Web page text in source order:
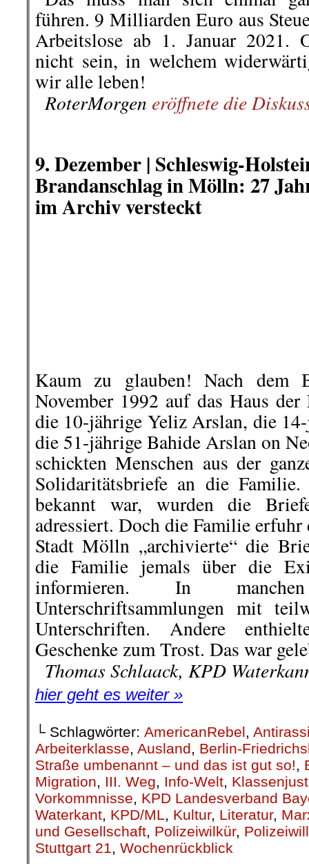
Zurückblickend auf die
kommentierbare
wir hier zur Diskussion stellen.
(Kommentar bitte unten
Wer sind die Spalter in
Bewegung?
und der anderen Werktätigen steht.“
..Schrieb der RoteMorgen vor
heute erneut veröffentlich und
leider, auch heute, noch zu.
Standpunkte von Marx, Engels
..Den kompletten Artikel findet ihr
.
.
17. Dezember |
im Personalausweis ab
Der Bundestag hat heute
Großen Koalition die
allen Personalausweisen
Linke stimmten dagegen, die AfD
es beim Beantragen eines
ob diese biometrischen
Personalausweis
Wahlmöglichkeit wurde
Bürgerrechtsorganisationen
Pflicht heftig und halten sie
Grundgesetz. Für erhebliche
auch die Möglichkeit, dass die
der Plastikkarte bleiben könnten,